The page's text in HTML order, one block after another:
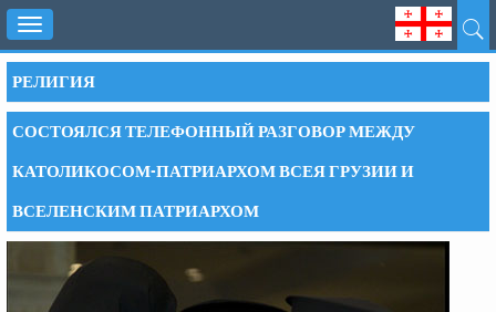
Toggle
navigation
РЕЛИГИЯ
СОСТОЯЛСЯ ТЕЛЕФОННЫЙ РАЗГОВОР МЕЖДУ
КАТОЛИКОСОМ-ПАТРИАРХОМ ВСЕЯ ГРУЗИИ И
ВСЕЛЕНСКИМ ПАТРИАРХОМ